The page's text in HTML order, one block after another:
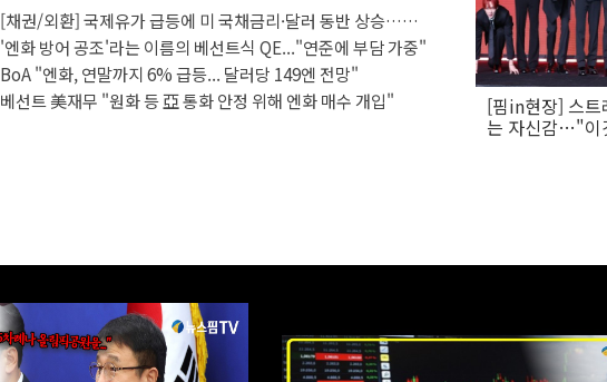
[채권/외환] 국제유가 급등에 미 국채금리·달러 동반 상승…시
장, 美 고용지표 촉각
'엔화 방어 공조'라는 이름의 베선트식 QE..."연준에 부담 가중"
BoA "엔화, 연말까지 6% 급등... 달러당 149엔 전망"
베선트 美재무 "원화 등 亞 통화 안정 위해 엔화 매수 개입"
[핌in현장] 스트
는 자신감…"이